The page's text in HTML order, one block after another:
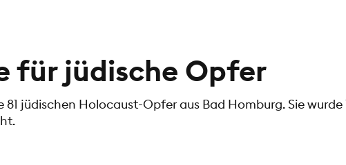
für jüdische Opfer
jüdischen Holocaust-Opfer aus Bad Homburg. Sie wurde